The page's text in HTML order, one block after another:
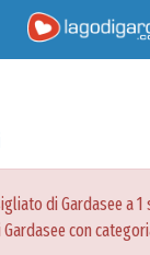
di Gardasee a
con